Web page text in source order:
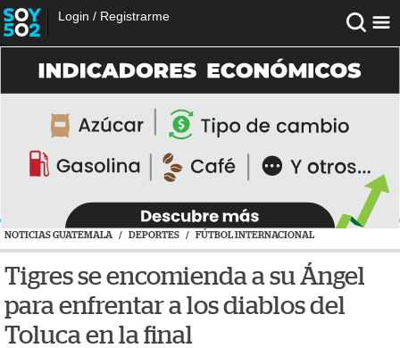
Login / Registrarme
NOTICIAS GUATEMALA / DEPORTES / FÚTBOL INTERNACIONAL
Tigres se encomienda a su Ángel
para enfrentar a los diablos del
Toluca en la final